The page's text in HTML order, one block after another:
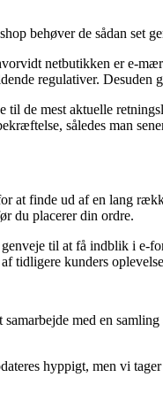
behøver de sådan set
netbutikken er e-
regulativer.
til de mest aktuelle
således man
at finde ud af en lang
du placerer din ordre.
til at få indblik i e-
tidligere kunders
med en
hyppigt, men vi